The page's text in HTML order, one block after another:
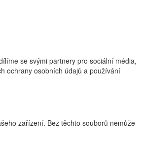
se svými partnery pro sociální média,
ochrany osobních údajů a používání
zařízení. Bez těchto souborů nemůže